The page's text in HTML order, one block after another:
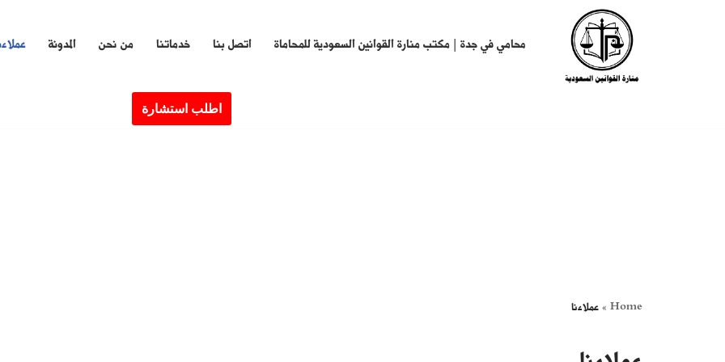
محامي في جدة | مكتب منارة القوانين السعودية للمحاماة اتصل بنا خدماتنا من نحن المدونة
اطلب استشارة
Home
»عملاءنا